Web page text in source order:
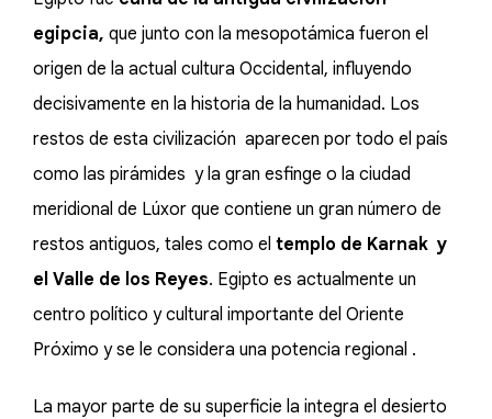
egipcia, que junto con la mesopotámica fueron el
origen de la actual cultura Occidental, influyendo
decisivamente en la historia de la humanidad. Los
restos de esta civilización aparecen por todo el país
como las pirámides y la gran esfinge o la ciudad
meridional de Lúxor que contiene un gran número de
restos antiguos, tales como el templo de Karnak y
el Valle de los Reyes. Egipto es actualmente un
centro político y cultural importante del Oriente
Próximo y se le considera una potencia regional .
La mayor parte de su superficie la integra el desierto